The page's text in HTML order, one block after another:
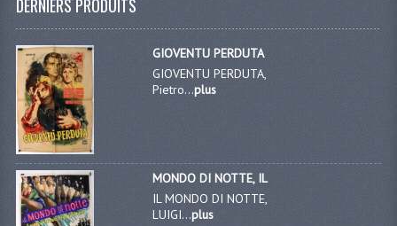
DERNIERS PRODUITS
GIOVENTU PERDUTA
GIOVENTU PERDUTA,
Pietro...plus
MONDO DI NOTTE, IL
IL MONDO DI NOTTE,
LUIGI...plus